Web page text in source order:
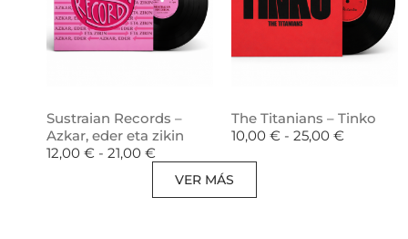
Sustraian Records –
Azkar, eder eta zikin
12,00 € - 21,00 €
The Titanians – Tinko
10,00 € - 25,00 €
VER MÁS